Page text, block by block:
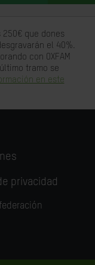
250€ que dones
el 40%.
con OXFAM
último tramo se
en este
privacidad